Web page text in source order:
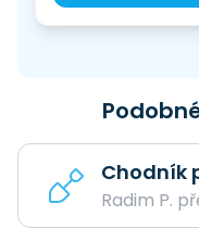
Chodník
Radim P.